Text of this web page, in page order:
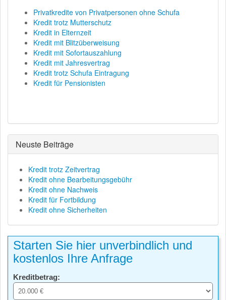
Privatkredite von Privatpersonen ohne Schufa
Kredit trotz Mutterschutz
Kredit in Elternzeit
Kredit mit Blitzüberweisung
Kredit mit Sofortauszahlung
Kredit mit Jahresvertrag
Kredit trotz Schufa Eintragung
Kredit für Pensionisten
Neuste Beiträge
Kredit trotz Zeitvertrag
Kredit ohne Bearbeitungsgebühr
Kredit ohne Nachweis
Kredit für Fortbildung
Kredit ohne Sicherheiten
Starten Sie hier unverbindlich und
kostenlos Ihre Anfrage
Kreditbetrag: